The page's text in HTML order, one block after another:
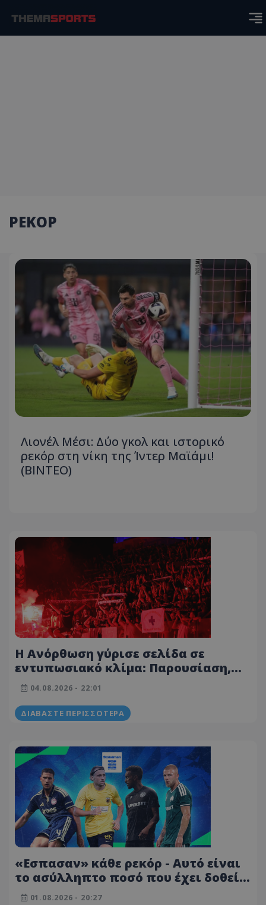
ΡΕΚΟΡ
Λιονέλ Μέσι: Δύο γκολ και ιστορικό
ρεκόρ στη νίκη της Ίντερ Μαϊάμι!
(ΒΙΝΤΕΟ)
Η Ανόρθωση γύρισε σελίδα σε
εντυπωσιακό κλίμα: Παρουσίαση,
συμφωνία-ρεκόρ και αισιοδοξία
(ΒΙΝΤΕΟ-ΦΩΤΟΓΡΑΦΙΕΣ)
04.08.2026 - 22:01
ΔΙΑΒΆΣΤΕ ΠΕΡΙΣΣΌΤΕΡΑ
«Εσπασαν» κάθε ρεκόρ - Αυτό είναι
το ασύλληπτο ποσό που έχει δοθεί
στη Stoiximan Super League ως τώρα
01.08.2026 - 20:27